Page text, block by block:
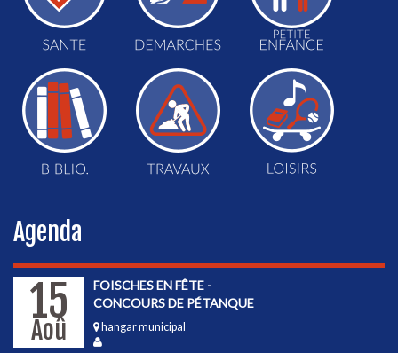
Agenda
15
Aoû
FOISCHES EN FÊTE -
CONCOURS DE PÉTANQUE
hangar municipal